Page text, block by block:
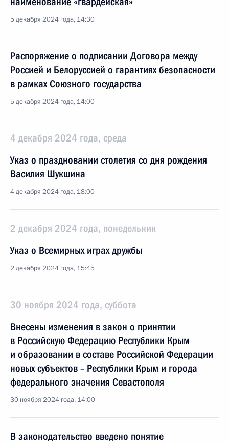
5 декабря 2024 года, 14:30
Распоряжение о подписании Договора между
Россией и Белоруссией о гарантиях безопасности
в рамках Союзного государства
5 декабря 2024 года, 14:00
4 декабря 2024 года, среда
Указ о праздновании столетия со дня рождения
Василия Шукшина
4 декабря 2024 года, 18:00
2 декабря 2024 года, понедельник
Указ о Всемирных играх дружбы
2 декабря 2024 года, 15:45
30 ноября 2024 года, суббота
Внесены изменения в закон о принятии
в Российскую Федерацию Республики Крым
и образовании в составе Российской Федерации
новых субъектов – Республики Крым и города
федерального значения Севастополя
30 ноября 2024 года, 14:00
В законодательство введено понятие